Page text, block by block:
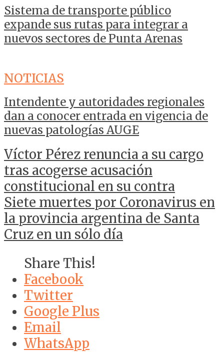
Sistema de transporte público
expande sus rutas para integrar a
nuevos sectores de Punta Arenas
NOTICIAS
Intendente y autoridades regionales
dan a conocer entrada en vigencia de
nuevas patologías AUGE
Víctor Pérez renuncia a su cargo
tras acogerse acusación
constitucional en su contra
Siete muertes por Coronavirus en
la provincia argentina de Santa
Cruz en un sólo día
Share This!
Facebook
Twitter
Google Plus
Email
WhatsApp